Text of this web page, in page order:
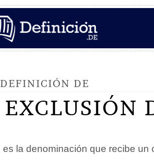
DEFINICIÓN DE
es la denominación que recibe un